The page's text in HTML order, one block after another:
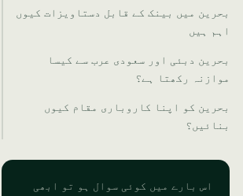
بحرین میں بینک کے قابل دستاویزات کیوں
اہم ہیں
بحرین دبئی اور سعودی عرب سے کیسا
موازنہ رکھتا ہے؟
بحرین کو اپنا کاروباری مقام کیوں
بنائیں؟
اس بارے میں کوئی سوال ہو تو ابھی